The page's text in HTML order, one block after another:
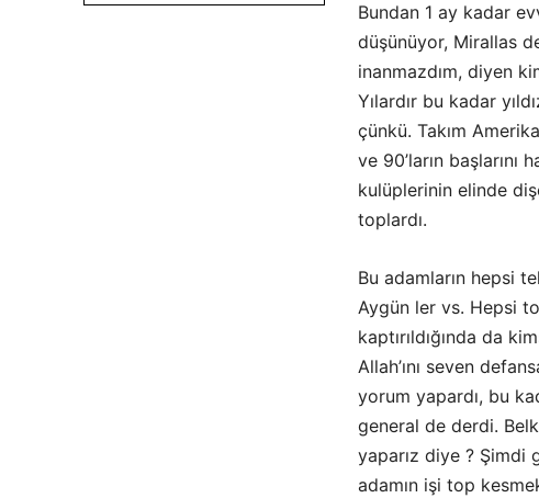
Bundan 1 ay kadar
düşünüyor, Mirallas
inanmazdım, diyen
Yılardır bu kadar
çünkü. Takım
ve 90’ların başlarını
kulüplerinin elinde
toplardı.
Bu adamların hepsi
Aygün ler vs. Hepsi
kaptırıldığında da
Allah’ını seven
yorum yapardı, bu
general de derdi.
yaparız diye ? Şimdi
adamın işi top